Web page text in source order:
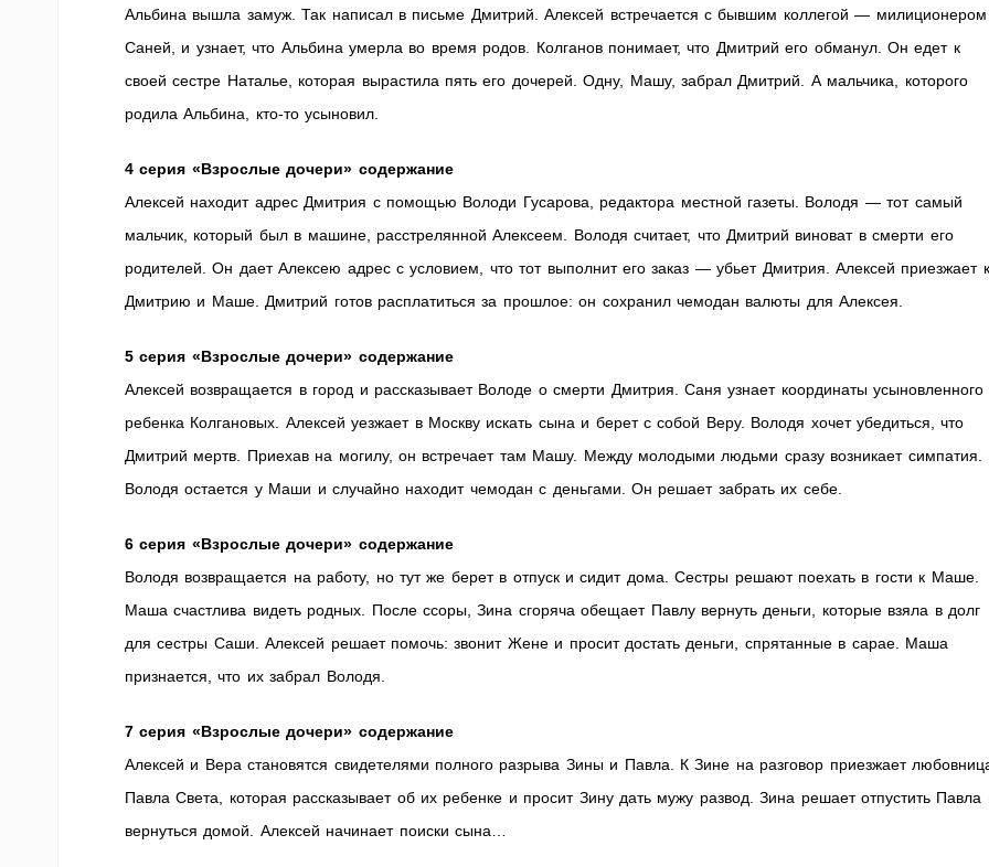
Альбина вышла замуж. Так написал в письме Дмитрий. Алексей встречается с бывшим коллегой — милиционером
Саней, и узнает, что Альбина умерла во время родов. Колганов понимает, что Дмитрий его обманул. Он едет к
своей сестре Наталье, которая вырастила пять его дочерей. Одну, Машу, забрал Дмитрий. А мальчика, которого
родила Альбина, кто-то усыновил.
4 серия «Взрослые дочери» содержание
Алексей находит адрес Дмитрия с помощью Володи Гусарова, редактора местной газеты. Володя — тот самый
мальчик, который был в машине, расстрелянной Алексеем. Володя считает, что Дмитрий виноват в смерти его
родителей. Он дает Алексею адрес с условием, что тот выполнит его заказ — убьет Дмитрия. Алексей приезжает к
Дмитрию и Маше. Дмитрий готов расплатиться за прошлое: он сохранил чемодан валюты для Алексея.
5 серия «Взрослые дочери» содержание
Алексей возвращается в город и рассказывает Володе о смерти Дмитрия. Саня узнает координаты усыновленного
ребенка Колгановых. Алексей уезжает в Москву искать сына и берет с собой Веру. Володя хочет убедиться, что
Дмитрий мертв. Приехав на могилу, он встречает там Машу. Между молодыми людьми сразу возникает симпатия.
Володя остается у Маши и случайно находит чемодан с деньгами. Он решает забрать их себе.
6 серия «Взрослые дочери» содержание
Володя возвращается на работу, но тут же берет в отпуск и сидит дома. Сестры решают поехать в гости к Маше.
Маша счастлива видеть родных. После ссоры, Зина сгоряча обещает Павлу вернуть деньги, которые взяла в долг
для сестры Саши. Алексей решает помочь: звонит Жене и просит достать деньги, спрятанные в сарае. Маша
признается, что их забрал Володя.
7 серия «Взрослые дочери» содержание
Алексей и Вера становятся свидетелями полного разрыва Зины и Павла. К Зине на разговор приезжает
Павла Света, которая рассказывает об их ребенке и просит Зину дать мужу развод. Зина решает отпустить Павла
вернуться домой. Алексей начинает поиски сына…